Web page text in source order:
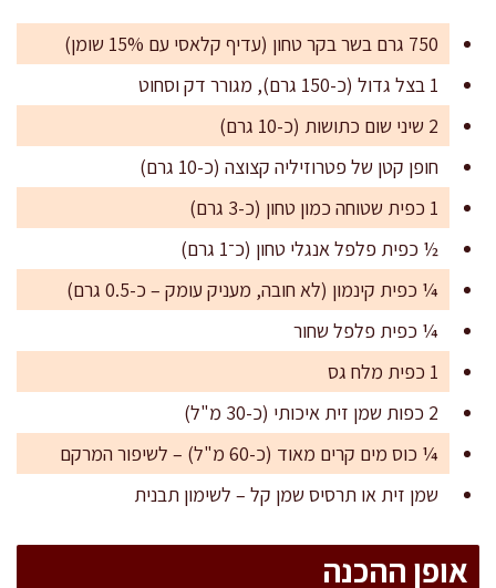
750 גרם בשר בקר טחון (עדיף קלאסי עם 15% שומן)
1 בצל גדול (כ-150 גרם), מגורר דק וסחוט
2 שיני שום כתושות (כ-10 גרם)
חופן קטן של פטרוזיליה קצוצה (כ-10 גרם)
1 כפית שטוחה כמון טחון (כ-3 גרם)
½ כפית פלפל אנגלי טחון (כ־1 גרם)
¼ כפית קינמון (לא חובה, מעניק עומק – כ-0.5 גרם)
¼ כפית פלפל שחור
1 כפית מלח גס
2 כפות שמן זית איכותי (כ-30 מ"ל)
¼ כוס מים קרים מאוד (כ-60 מ"ל) – לשיפור המרקם
שמן זית או תרסיס שמן קל – לשימון תבנית
אופן ההכנה